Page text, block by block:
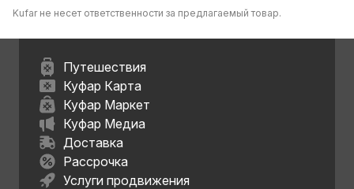
Kufar не несет ответственности за предлагаемый товар.
Путешествия
Куфар Карта
Куфар Маркет
Куфар Медиа
Доставка
Рассрочка
Услуги продвижения